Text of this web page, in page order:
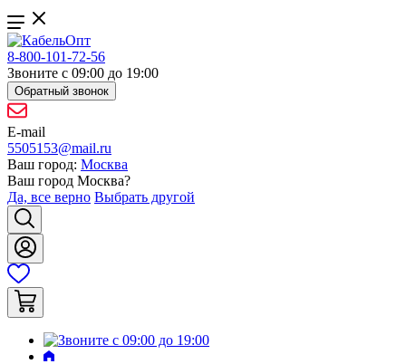
8-800-101-72-56
Звоните с 09:00 до 19:00
Обратный звонок
E-mail
5505153@mail.ru
Ваш город: Москва
Ваш город Москва?
Да, все верно Выбрать другой